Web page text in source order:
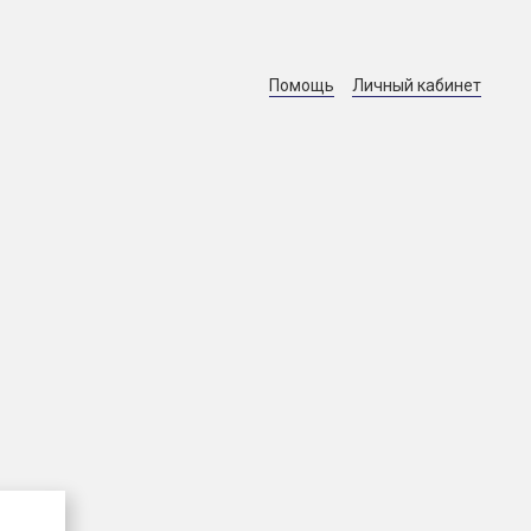
Помощь Личный кабинет